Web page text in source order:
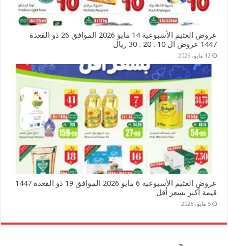
عروض العثيم الأسبوعية 14 مايو 2026 الموافق 26 ذو القعدة
1447 عروض ال 10 . 20 . 30 ريال
12 مايو، 2026
عروض العثيم الأسبوعية 6 مايو 2026 الموافق 19 ذو القعدة 1447
قيمة أكبر بسعر أقل
5 مايو، 2026